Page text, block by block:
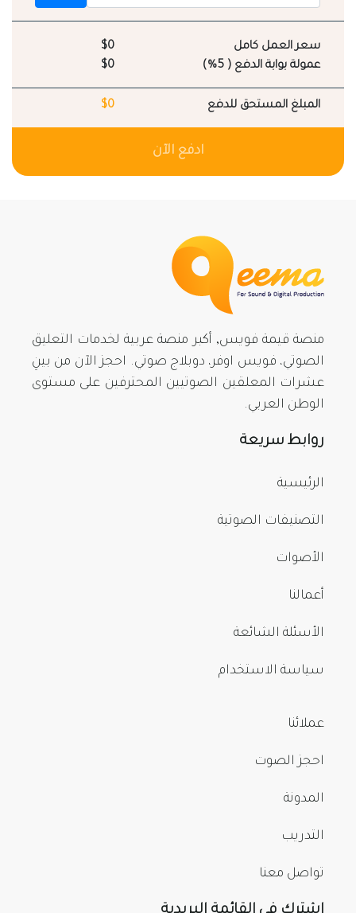
سعر العمل كامل
$0
عمولة بوابة الدفع ( 5%)
$0
المبلغ المستحق للدفع $0
ادفع الآن
منصة قيمة فويس, أكبر منصة عربية لخدمات التعليق
الصوتي، فويس اوفر، دوبلاج صوتي. احجز الآن من بينِ
عشرات المعلقين الصوتيين المحترفين على مستوى
الوطن العربي.
روابط سريعة
الرئيسية
التصنيفات الصوتية
الأصوات
أعمالنا
الأسئلة الشائعة
سياسة الاستخدام
عملائنا
احجز الصوت
المدونة
التدريب
تواصل معنا